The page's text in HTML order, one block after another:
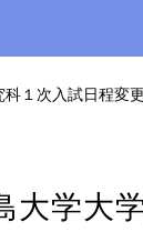
１次入試日程変
大学大